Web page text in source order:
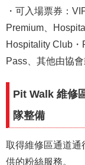
・可入場票券：
Premium、
Hospitality Club
Pass、其他由協
Pit Walk 維修
隊整備
取得維修區通道通
供的粉絲服務。